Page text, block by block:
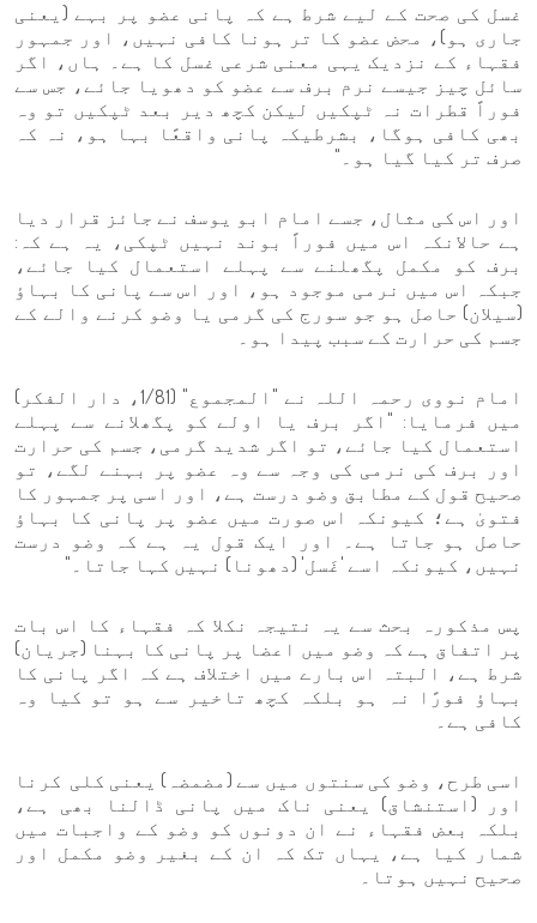
غسل کی صحت کے لیے شرط ہے کہ پانی عضو پر بہے (یعنی
جاری ہو)، محض عضو کا تر ہونا کافی نہیں، اور جمہور
فقہاء کے نزدیک یہی معنی شرعی غسل کا ہے۔ ہاں، اگر
سائل چیز جیسے نرم برف سے عضو کو دھویا جائے، جس سے
فوراً قطرات نہ ٹپکیں لیکن کچھ دیر بعد ٹپکیں تو وہ
بھی کافی ہوگا، بشرطیکہ پانی واقعًا بہا ہو، نہ کہ
صرف تر کیا گیا ہو۔"
اور اس کی مثال، جسے امام ابو یوسف نے جائز قرار دیا
ہے حالانکہ اس میں فوراً بوند نہیں ٹپکی، یہ ہے کہ:
برف کو مکمل پگھلنے سے پہلے استعمال کیا جائے،
جبکہ اس میں نرمی موجود ہو، اور اس سے پانی کا بہاؤ
(سیلان) حاصل ہو جو سورج کی گرمی یا وضو کرنے والے کے
جسم کی حرارت کے سبب پیدا ہو۔
امام نووی رحمہ اللہ نے "المجموع" (1/81، دار الفكر)
میں فرمایا: "اگر برف یا اولے کو پگھلانے سے پہلے
استعمال کیا جائے، تو اگر شدید گرمی، جسم کی حرارت
اور برف کی نرمی کی وجہ سے وہ عضو پر بہنے لگے، تو
صحیح قول کے مطابق وضو درست ہے، اور اسی پر جمہور کا
فتویٰ ہے؛ کیونکہ اس صورت میں عضو پر پانی کا بہاؤ
حاصل ہو جاتا ہے۔ اور ایک قول یہ ہے کہ وضو درست
نہیں، کیونکہ اسے 'غَسل' (دھونا) نہیں کہا جاتا۔"
پس مذکورہ بحث سے یہ نتیجہ نکلا کہ فقہاء کا اس بات
پر اتفاق ہے کہ وضو میں اعضا پر پانی کا بہنا (جریان)
شرط ہے، البتہ اس بارے میں اختلاف ہے کہ اگر پانی کا
بہاؤ فورًا نہ ہو بلکہ کچھ تاخیر سے ہو تو کیا وہ
کافی ہے۔
اسی طرح، وضو کی سنتوں میں سے (مضمضہ) یعنی کلی کرنا
اور (استنشاق) یعنی ناک میں پانی ڈالنا بھی ہے،
بلکہ بعض فقہاء نے ان دونوں کو وضو کے واجبات میں
شمار کیا ہے، یہاں تک کہ ان کے بغیر وضو مکمل اور
صحیح نہیں ہوتا۔